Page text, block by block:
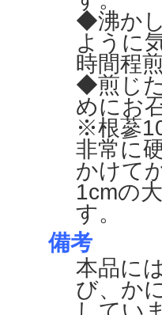
◆沸か
ように
時間程
◆煎じ
めにお
※根蔘
非常に
かけて
1cmの
す。
備考
本品に
び、か